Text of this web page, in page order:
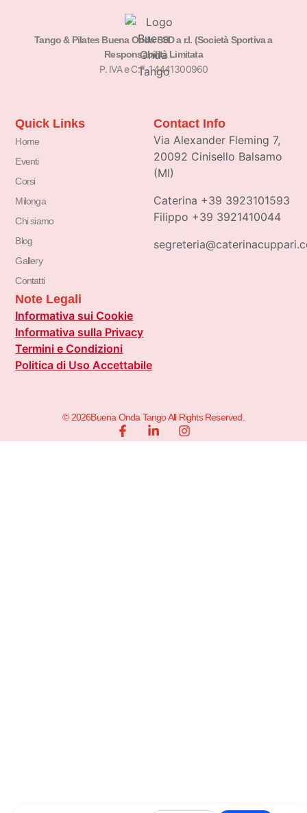
Tango & Pilates Buena Onda SSD a r.l. (Società Sportiva a
Responsabilità Limitata
P. IVA e C.F. 14441300960
Quick Links
Home
Eventi
Corsi
Milonga
Chi siamo
Blog
Gallery
Contatti
Contact Info
Via Alexander Fleming 7,
20092 Cinisello Balsamo
(MI)
Caterina +39 3923101593
Filippo +39 3921410044
Note Legali
Informativa sui Cookie
Informativa sulla Privacy
Termini e Condizioni
Politica di Uso Accettabile
© 2026Buena Onda Tango All Rights Reserved.